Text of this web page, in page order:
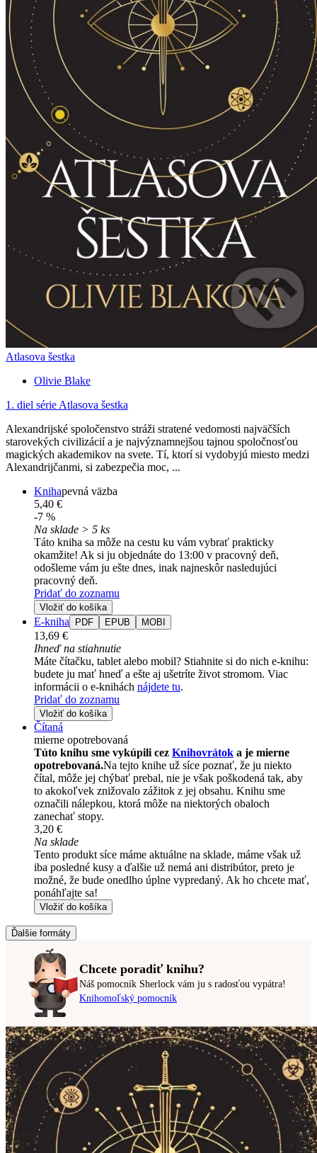
Atlasova šestka
Olivie Blake
1. diel série Atlasova šestka
Alexandrijské spoločenstvo stráži stratené vedomosti najväčších
starovekých civilizácií a je najvýznamnejšou tajnou spoločnosťou
magických akademikov na svete. Tí, ktorí si vydobyjú miesto medzi
Alexandrijčanmi, si zabezpečia moc, ...
Knihapevná väzba
5,40 €
-7 %
Na sklade > 5 ks
Táto kniha sa môže na cestu ku vám vybrať prakticky
okamžite! Ak si ju objednáte do 13:00 v pracovný deň,
odošleme vám ju ešte dnes, inak najneskôr nasledujúci
pracovný deň.
Pridať do zoznamu
Vložiť do košíka
E-kniha PDF EPUB MOBI
13,69 €
Ihneď na stiahnutie
Máte čítačku, tablet alebo mobil? Stiahnite si do nich e-knihu:
budete ju mať hneď a ešte aj ušetríte život stromom. Viac
informácii o e-knihách nájdete tu.
Pridať do zoznamu
Vložiť do košíka
Čítaná
mierne opotrebovaná
Túto knihu sme vykúpili cez Knihovrátok a je mierne
opotrebovaná.Na tejto knihe už síce poznať, že ju niekto
čítal, môže jej chýbať prebal, nie je však poškodená tak, aby
to akokoľvek znižovalo zážitok z jej obsahu. Knihu sme
označili nálepkou, ktorá môže na niektorých obaloch
zanechať stopy.
3,20 €
Na sklade
Tento produkt síce máme aktuálne na sklade, máme však už
iba posledné kusy a ďalšie už nemá ani distribútor, preto je
možné, že bude onedlho úplne vypredaný. Ak ho chcete mať,
ponáhľajte sa!
Vložiť do košíka
Ďalšie formáty
Chcete poradiť knihu?
Náš pomocník Sherlock vám ju s radosťou vypátra!
Knihomoľský pomocník